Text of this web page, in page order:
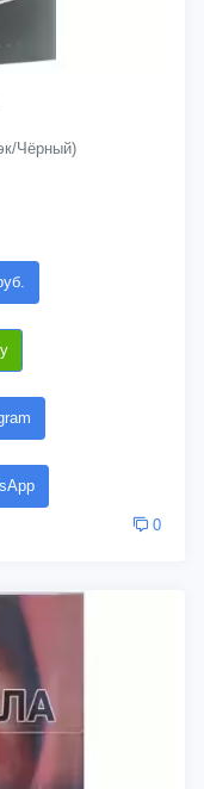
Чёрный)
0